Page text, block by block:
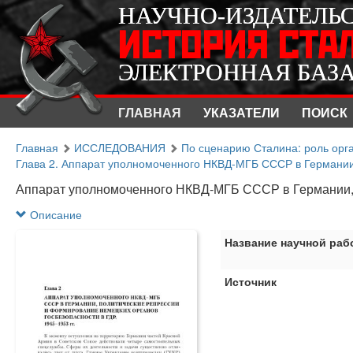
НАУЧНО-
ИСТОРИЯ
ЭЛЕКТРОННАЯ
ГЛАВНАЯ УКАЗАТЕЛИ ПОИСК
НАУЧНО-
ИСТОРИЯ
ЭЛЕКТРОННАЯ
Главная ИССЛЕДОВАНИЯ
По сценарию Сталина: роль
Глава 2. Аппарат уполномоченного НКВД-МГБ СССР в
Аппарат уполномоченного НКВД-МГБ СССР в Германии,
Описание
Название научной
Источник